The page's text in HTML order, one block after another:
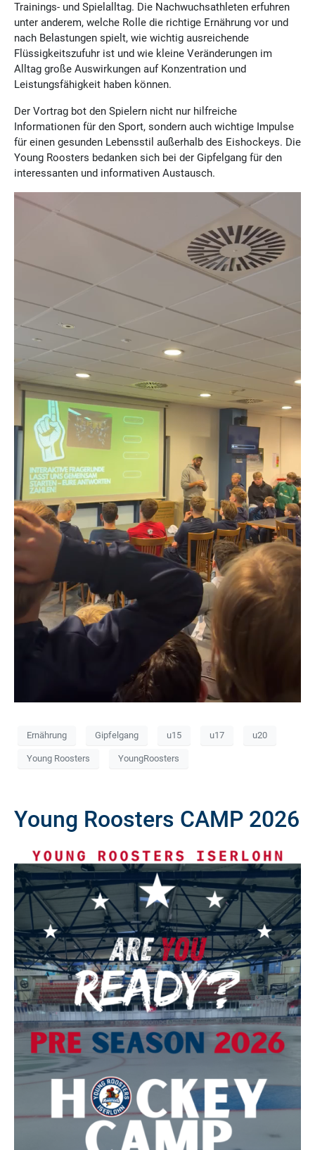
Trainings- und Spielalltag. Die Nachwuchsathleten erfuhren
unter anderem, welche Rolle die richtige Ernährung vor und
nach Belastungen spielt, wie wichtig ausreichende
Flüssigkeitszufuhr ist und wie kleine Veränderungen im
Alltag große Auswirkungen auf Konzentration und
Leistungsfähigkeit haben können.
Der Vortrag bot den Spielern nicht nur hilfreiche
Informationen für den Sport, sondern auch wichtige Impulse
für einen gesunden Lebensstil außerhalb des Eishockeys. Die
Young Roosters bedanken sich bei der Gipfelgang für den
interessanten und informativen Austausch.
Ernährung Gipfelgang u15 u17 u20
Young Roosters YoungRoosters
Young Roosters CAMP 2026